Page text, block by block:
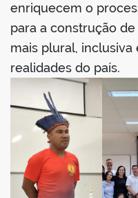
enriquecem o
para a construção
mais plural,
realidades do país.